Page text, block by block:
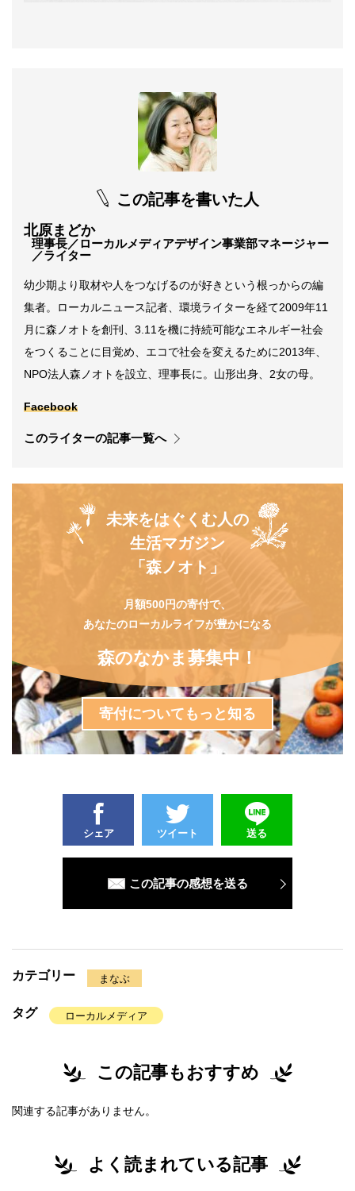
この記事を書いた人
北原まどか
理事長／ローカルメディアデザイン事業部マネージャー
／ライター
幼少期より取材や人をつなげるのが好きという根っからの編
集者。ローカルニュース記者、環境ライターを経て2009年11
月に森ノオトを創刊、3.11を機に持続可能なエネルギー社会
をつくることに目覚め、エコで社会を変えるために2013年、
NPO法人森ノオトを設立、理事長に。山形出身、2女の母。
Facebook
このライターの記事一覧へ
未来をはぐくむ人の
生活マガジン
「森ノオト」
月額500円の寄付で、
あなたのローカルライフが豊かになる
森のなかま募集中！
寄付についてもっと知る
シェア ツイート 送る
この記事の感想を送る
カテゴリー まなぶ
タグ ローカルメディア
この記事もおすすめ
関連する記事がありません。
よく読まれている記事